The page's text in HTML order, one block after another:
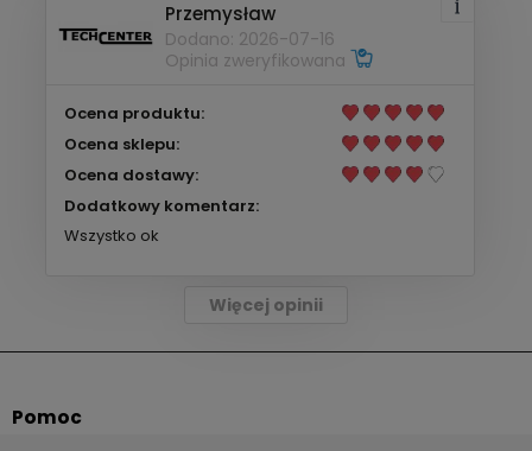
Przemysław
Dodano: 2026-07-16
Opinia zweryfikowana
Ocena produktu:
Ocena sklepu:
Ocena dostawy:
Dodatkowy komentarz:
Wszystko ok
Więcej opinii
Pomoc